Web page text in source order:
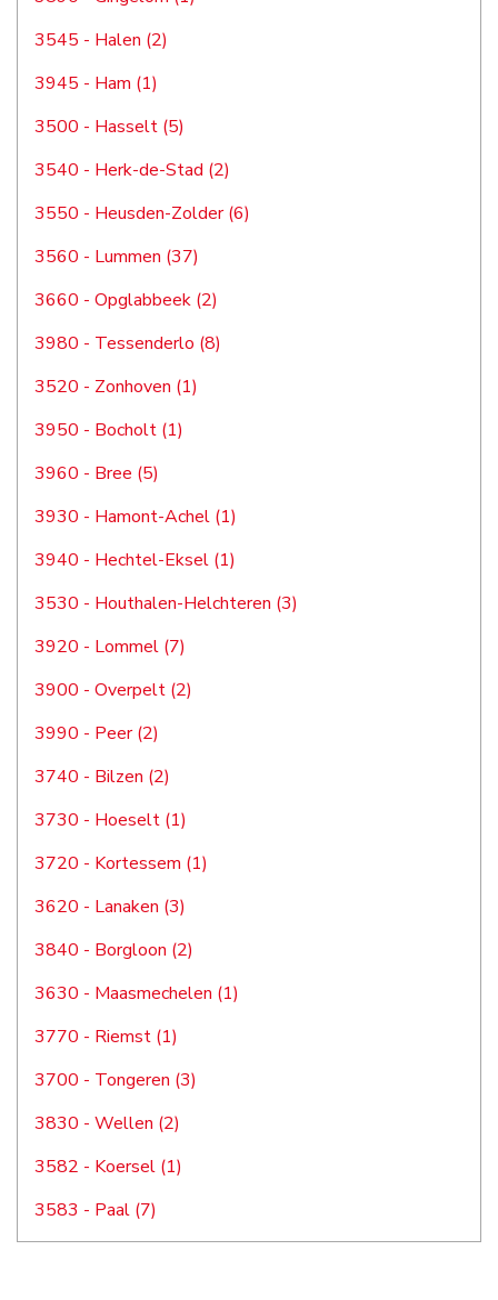
3545 - Halen (2)
3945 - Ham (1)
3500 - Hasselt (5)
3540 - Herk-de-Stad (2)
3550 - Heusden-Zolder (6)
3560 - Lummen (37)
3660 - Opglabbeek (2)
3980 - Tessenderlo (8)
3520 - Zonhoven (1)
3950 - Bocholt (1)
3960 - Bree (5)
3930 - Hamont-Achel (1)
3940 - Hechtel-Eksel (1)
3530 - Houthalen-Helchteren (3)
3920 - Lommel (7)
3900 - Overpelt (2)
3990 - Peer (2)
3740 - Bilzen (2)
3730 - Hoeselt (1)
3720 - Kortessem (1)
3620 - Lanaken (3)
3840 - Borgloon (2)
3630 - Maasmechelen (1)
3770 - Riemst (1)
3700 - Tongeren (3)
3830 - Wellen (2)
3582 - Koersel (1)
3583 - Paal (7)